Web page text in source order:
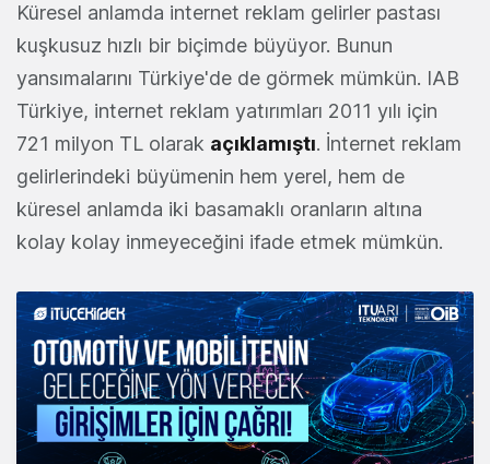
Küresel anlamda internet reklam gelirler pastası
kuşkusuz hızlı bir biçimde büyüyor. Bunun
yansımalarını Türkiye'de de görmek mümkün. IAB
Türkiye, internet reklam yatırımları 2011 yılı için
721 milyon TL olarak açıklamıştı. İnternet reklam
gelirlerindeki büyümenin hem yerel, hem de
küresel anlamda iki basamaklı oranların altına
kolay kolay inmeyeceğini ifade etmek mümkün.